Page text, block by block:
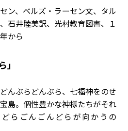
ン、ベルズ・ラーセン文、タル
石井睦美訳、光村教育図書、１
から
」
んぶらどんぶら、七福神をのせ
島。個性豊かな神様たちがそれ
らごんごんどらが向かうの